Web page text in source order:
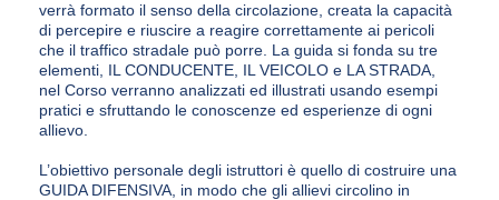
verrà formato il senso della circolazione, creata la capacità
di percepire e riuscire a reagire correttamente ai pericoli
che il traffico stradale può porre. La guida si fonda su tre
elementi, IL CONDUCENTE, IL VEICOLO e LA STRADA,
nel Corso verranno analizzati ed illustrati usando esempi
pratici e sfruttando le conoscenze ed esperienze di ogni
allievo.
L’obiettivo personale degli istruttori è quello di costruire una
GUIDA DIFENSIVA, in modo che gli allievi circolino in